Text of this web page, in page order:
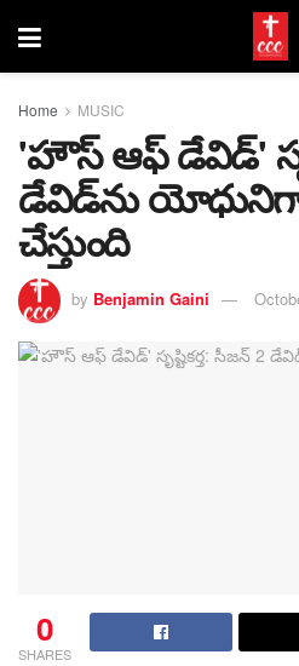
Home MUSIC
'హౌస్ ఆఫ్ డేవిడ్'
డేవిడ్‌ను
చేస్తుంది
by Benjamin Gaini
0
SHARES